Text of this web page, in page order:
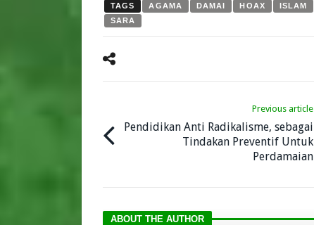
TAGS AGAMA DAMAI HOAX ISLAM
SARA
Previous article
Pendidikan Anti Radikalisme, sebagai
Tindakan Preventif Untuk
Perdamaian
ABOUT THE AUTHOR